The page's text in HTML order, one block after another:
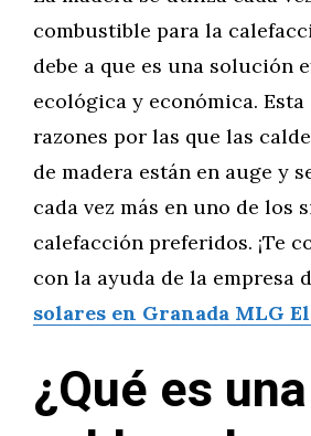
combustible para la
debe a que es una solución
ecológica y económica. Esta
razones por las que las
de madera están en auge y
cada vez más en uno de los
calefacción preferidos. ¡Te
con la ayuda de la empresa
solares en Granada MLG
¿Qué es una